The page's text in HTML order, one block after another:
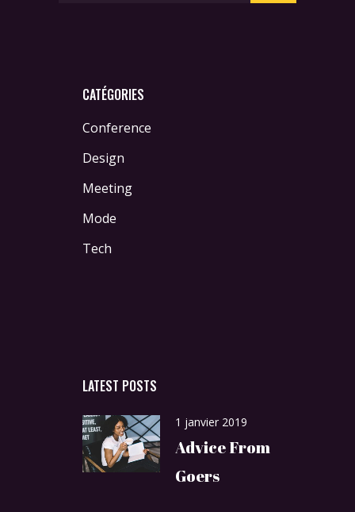
CATÉGORIES
Conference
Design
Meeting
Mode
Tech
LATEST POSTS
1 janvier 2019
Advice From
Goers